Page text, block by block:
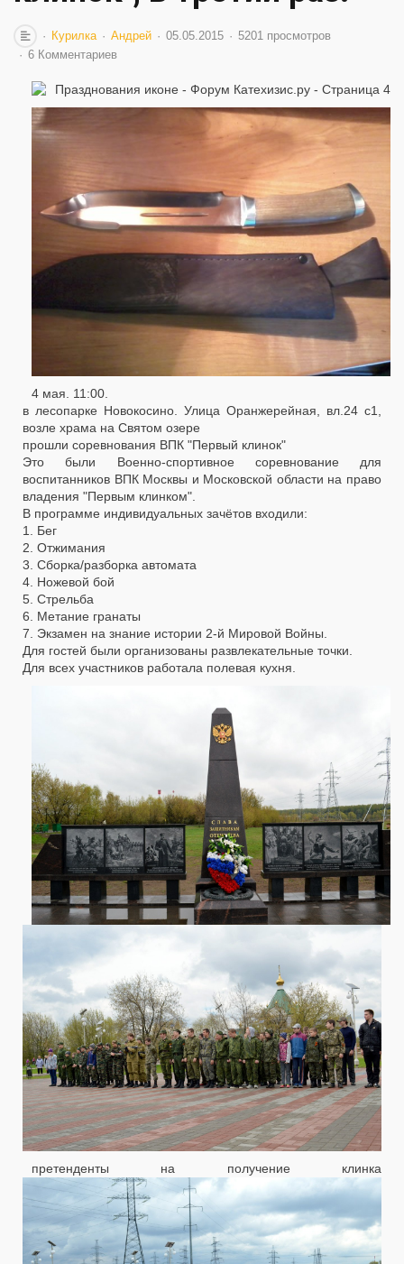
Курилка Андрей 05.05.2015
5201 просмотров
6 Комментариев
4 мая. 11:00.
в лесопарке Новокосино. Улица Оранжерейная, вл.24 с1,
возле храма на Святом озере
прошли соревнования ВПК "Первый клинок"
Это были Военно-спортивное соревнование для
воспитанников ВПК Москвы и Московской области на право
владения "Первым клинком".
В программе индивидуальных зачётов входили:
1. Бег
2. Отжимания
3. Сборка/разборка автомата
4. Ножевой бой
5. Стрельба
6. Метание гранаты
7. Экзамен на знание истории 2-й Мировой Войны.
Для гостей были организованы развлекательные точки.
Для всех участников работала полевая кухня.
претенденты на получение клинка